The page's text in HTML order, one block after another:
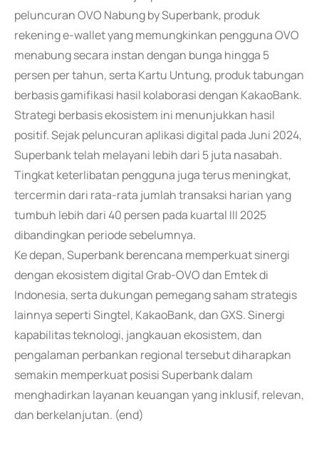
peluncuran OVO Nabung by Superbank, produk
rekening e-wallet yang memungkinkan pengguna OVO
menabung secara instan dengan bunga hingga 5
persen per tahun, serta Kartu Untung, produk tabungan
berbasis gamifikasi hasil kolaborasi dengan KakaoBank.
Strategi berbasis ekosistem ini menunjukkan hasil
positif. Sejak peluncuran aplikasi digital pada Juni 2024,
Superbank telah melayani lebih dari 5 juta nasabah.
Tingkat keterlibatan pengguna juga terus meningkat,
tercermin dari rata-rata jumlah transaksi harian yang
tumbuh lebih dari 40 persen pada kuartal III 2025
dibandingkan periode sebelumnya.
Ke depan, Superbank berencana memperkuat sinergi
dengan ekosistem digital Grab-OVO dan Emtek di
Indonesia, serta dukungan pemegang saham strategis
lainnya seperti Singtel, KakaoBank, dan GXS. Sinergi
kapabilitas teknologi, jangkauan ekosistem, dan
pengalaman perbankan regional tersebut diharapkan
semakin memperkuat posisi Superbank dalam
menghadirkan layanan keuangan yang inklusif, relevan,
dan berkelanjutan. (end)